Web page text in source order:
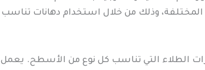
وذلك من خلال استخدام دهانات تناسب
الطلاء التي تناسب كل نوع من الأسطح. يعمل